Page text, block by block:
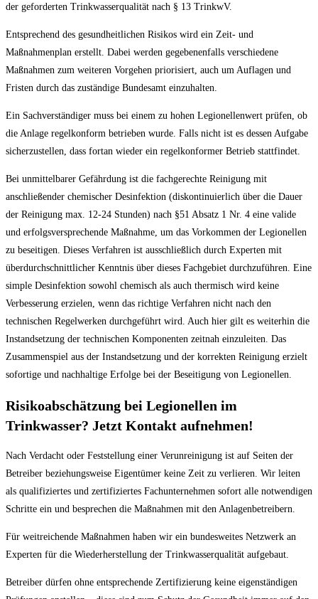
der geforderten Trinkwasserqualität nach § 13 TrinkwV.
Entsprechend des gesundheitlichen Risikos wird ein Zeit- und
Maßnahmenplan erstellt. Dabei werden gegebenenfalls verschiedene
Maßnahmen zum weiteren Vorgehen priorisiert, auch um Auflagen und
Fristen durch das zuständige Bundesamt einzuhalten.
Ein Sachverständiger muss bei einem zu hohen Legionellenwert prüfen, ob
die Anlage regelkonform betrieben wurde. Falls nicht ist es dessen Aufgabe
sicherzustellen, dass fortan wieder ein regelkonformer Betrieb stattfindet.
Bei unmittelbarer Gefährdung ist die fachgerechte Reinigung mit
anschließender chemischer Desinfektion (diskontinuierlich über die Dauer
der Reinigung max. 12-24 Stunden) nach §51 Absatz 1 Nr. 4 eine valide
und erfolgsversprechende Maßnahme, um das Vorkommen der Legionellen
zu beseitigen. Dieses Verfahren ist ausschließlich durch Experten mit
überdurchschnittlicher Kenntnis über dieses Fachgebiet durchzuführen. Eine
simple Desinfektion sowohl chemisch als auch thermisch wird keine
Verbesserung erzielen, wenn das richtige Verfahren nicht nach den
technischen Regelwerken durchgeführt wird. Auch hier gilt es weiterhin die
Instandsetzung der technischen Komponenten zeitnah einzuleiten. Das
Zusammenspiel aus der Instandsetzung und der korrekten Reinigung erzielt
sofortige und nachhaltige Erfolge bei der Beseitigung von Legionellen.
Risikoabschätzung bei Legionellen im
Trinkwasser? Jetzt Kontakt aufnehmen!
Nach Verdacht oder Feststellung einer Verunreinigung ist auf Seiten der
Betreiber beziehungsweise Eigentümer keine Zeit zu verlieren. Wir leiten
als qualifiziertes und zertifiziertes Fachunternehmen sofort alle notwendigen
Schritte ein und besprechen die Maßnahmen mit den Anlagenbetreibern.
Für weitreichende Maßnahmen haben wir ein bundesweites Netzwerk an
Experten für die Wiederherstellung der Trinkwasserqualität aufgebaut.
Betreiber dürfen ohne entsprechende Zertifizierung keine eigenständigen